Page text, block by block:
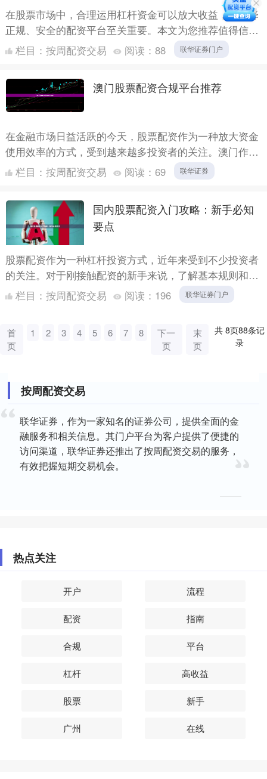
在股票市场中，合理运用杠杆资金可以放大收益，但选择
正规、安全的配资平台至关重要。本文为您推荐值得信赖
的个人配资炒股平台，帮助您在合规框架下获取杠杆资金
服务。 #....
栏目： 按周配资交易 阅读： 88 联华证券门户
澳门股票配资合规平台推荐
在金融市场日益活跃的今天，股票配资作为一种放大资金
使用效率的方式，受到越来越多投资者的关注。澳门作为
国际自由港联华证券，其金融监管体系相对成熟，部分合
规的股票配....
栏目： 按周配资交易 阅读： 69 联华证券
国内股票配资入门攻略：新手必知
要点
股票配资作为一种杠杆投资方式，近年来受到不少投资者
的关注。对于刚接触配资的新手来说，了解基本规则和风
险控制至关重要。本文将为您梳理股票配资的核心要点，
帮助您迈出....
栏目： 按周配资交易 阅读： 196 联华证券门户
首
页
1 2 3 4 5 6 7 8
下一
页
末
页
共8页88条记
录
按周配资交易
联华证券，作为一家知名的证券公司，提供全面的金
融服务和相关信息。其门户平台为客户提供了便捷的
访问渠道，联华证券还推出了按周配资交易的服务，
有效把握短期交易机会。
热点关注
开户 流程
配资 指南
合规 平台
杠杆 高收益
股票 新手
广州 在线